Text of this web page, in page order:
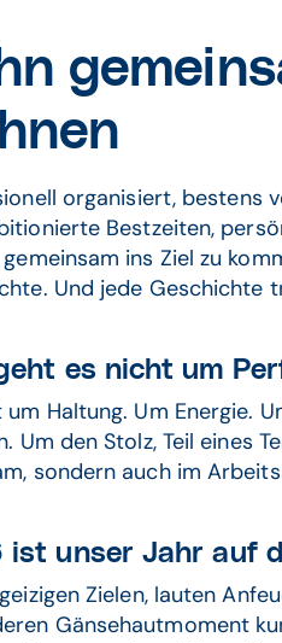
organisiert, bestens
Bestzeiten,
gemeinsam ins Ziel zu
Und jede Geschichte
es nicht um
um Haltung. Um Energie.
Um den Stolz, Teil eines
sondern auch im
ist unser Jahr auf
Zielen, lauten
Gänsehautmoment